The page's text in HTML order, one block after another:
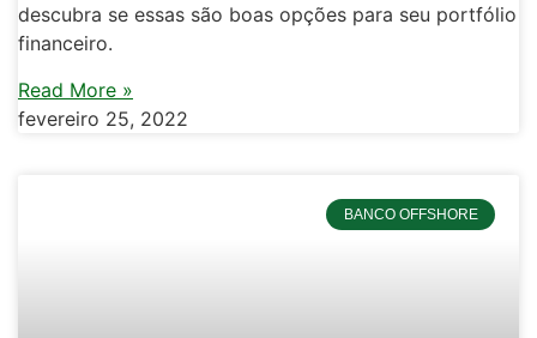
descubra se essas são boas opções para seu portfólio
financeiro.
Read More »
fevereiro 25, 2022
BANCO OFFSHORE